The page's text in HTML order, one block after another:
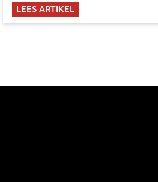
LEES ARTIKEL